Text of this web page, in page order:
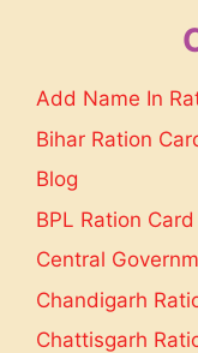
Add Name In
Bihar Ration
Blog
BPL Ration Card
Central
Chandigarh
Chattisgarh